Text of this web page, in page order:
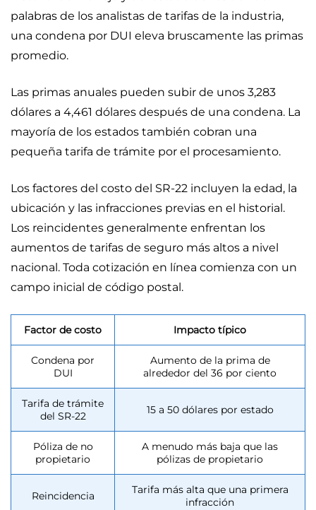
palabras de los analistas de tarifas de la industria,
una condena por DUI eleva bruscamente las primas
promedio.
Las primas anuales pueden subir de unos 3,283
dólares a 4,461 dólares después de una condena. La
mayoría de los estados también cobran una
pequeña tarifa de trámite por el procesamiento.
Los factores del costo del SR-22 incluyen la edad, la
ubicación y las infracciones previas en el historial.
Los reincidentes generalmente enfrentan los
aumentos de tarifas de seguro más altos a nivel
nacional. Toda cotización en línea comienza con un
campo inicial de código postal.
Factor de costo Impacto típico
Condena por
DUI
Aumento de la prima de
alrededor del 36 por ciento
Tarifa de trámite
del SR-22
15 a 50 dólares por estado
Póliza de no
propietario
A menudo más baja que las
pólizas de propietario
Reincidencia
Tarifa más alta que una primera
infracción